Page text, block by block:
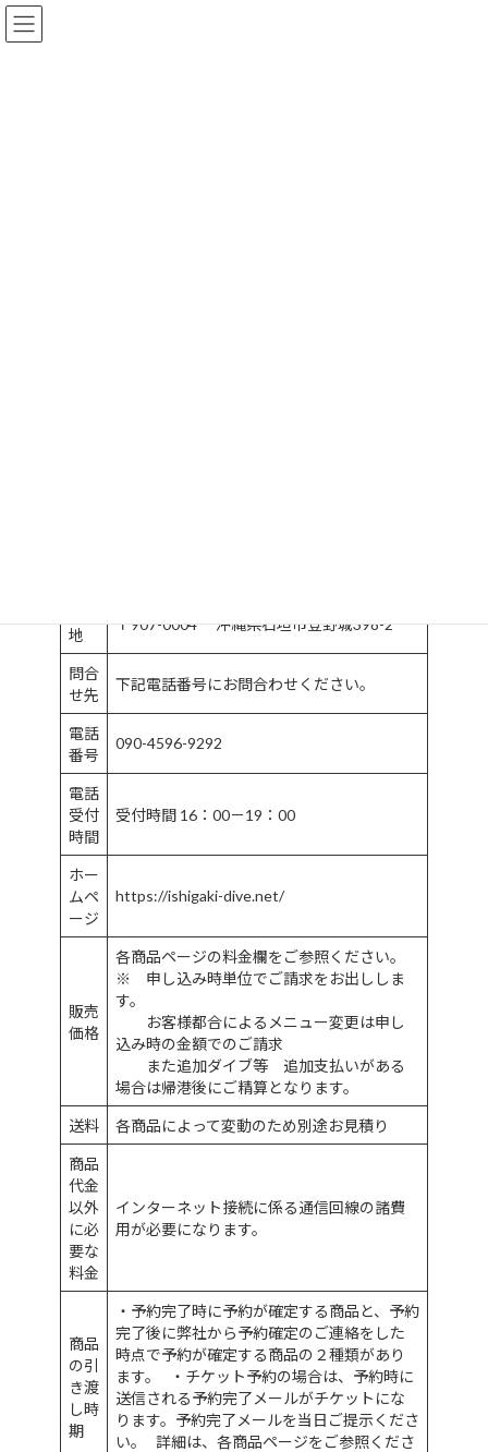
コ
ン
ナ
ビ NEOMARINE石垣島 ダイビングサービス
地
〒907-0004 沖縄県石垣市登野城398-2
問合
せ先
下記電話番号にお問合わせください。
電話
番号
090-4596-9292
電話
受付
時間
受付時間 16：00－19：00
ホー
ムペ
ージ
https://ishigaki-dive.net/
販売
価格
各商品ページの料金欄をご参照ください。
※ 申し込み時単位でご請求をお出ししま
す。
お客様都合によるメニュー変更は申し
込み時の金額でのご請求
また追加ダイブ等 追加支払いがある
場合は帰港後にご精算となります。
送料 各商品によって変動のため別途お見積り
商品
代金
以外
に必
要な
料金
インターネット接続に係る通信回線の諸費
用が必要になります。
商品
の引
き渡
し時
期
・予約完了時に予約が確定する商品と、予約
完了後に弊社から予約確定のご連絡をした
時点で予約が確定する商品の２種類があり
ます。 ・チケット予約の場合は、予約時に
送信される予約完了メールがチケットにな
ります。予約完了メールを当日ご提示くださ
い。 詳細は、各商品ページをご参照くださ